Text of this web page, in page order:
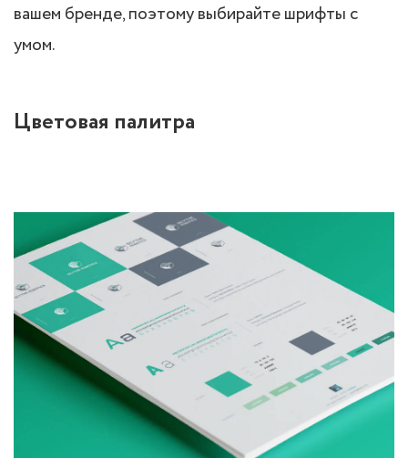
вашем бренде, поэтому выбирайте шрифты с
умом.
Цветовая палитра